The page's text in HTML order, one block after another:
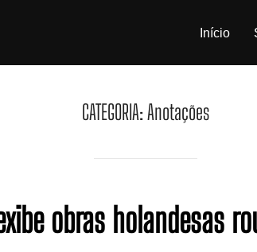
Início
CATEGORIA:Anotações
obras holandesas